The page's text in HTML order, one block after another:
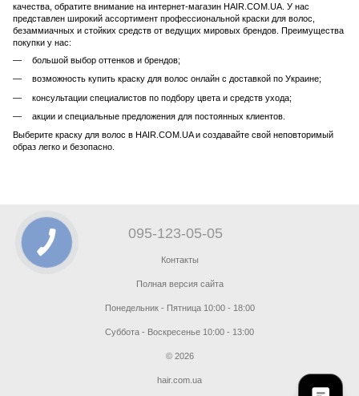
качества, обратите внимание на интернет-магазин HAIR.COM.UA. У нас
представлен широкий ассортимент профессиональной краски для волос,
безаммиачных и стойких средств от ведущих мировых брендов. Преимущества
покупки у нас:
большой выбор оттенков и брендов;
возможность купить краску для волос онлайн с доставкой по Украине;
консультации специалистов по подбору цвета и средств ухода;
акции и специальные предложения для постоянных клиентов.
Выберите краску для волос в HAIR.COM.UA и создавайте свой неповторимый
образ легко и безопасно.
095-123-05-05
Контакты
Полная версия сайта
Понедельник - Пятница 10:00 - 18:00
Суббота - Воскресенье 10:00 - 13:00
© 2026
hair.com.ua